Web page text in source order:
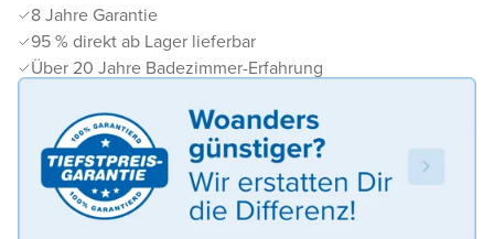
8 Jahre Garantie
95 % direkt ab Lager lieferbar
Über 20 Jahre Badezimmer-Erfahrung